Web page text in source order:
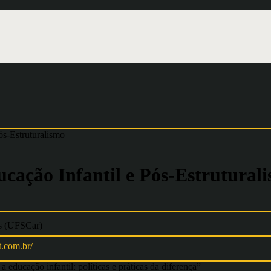
Estruturalismo
Infantil e Pós-
(UFSCar)
educação infantil: políticas e práticas da diferença”